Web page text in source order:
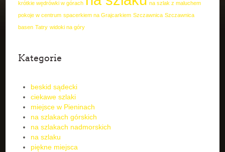
krótkie wędrówki w górach
na szlak z maluchem
pokoje w centrum spacerkiem na Grajcarkiem Szczawnica Szczawnica
basen Tatry widoki na góry
Kategorie
beskid sądecki
ciekawe szlaki
miejsce w Pieninach
na szlakach górskich
na szlakach nadmorskich
na szlaku
piękne miejsca